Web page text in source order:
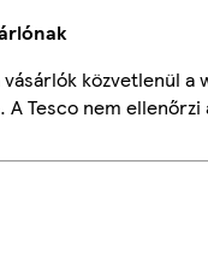
közvetlenül a
A Tesco nem